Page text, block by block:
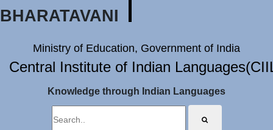
BHARATAVANI
Ministry of Education, Government of India
Central Institute of Indian
Knowledge through Indian Languages